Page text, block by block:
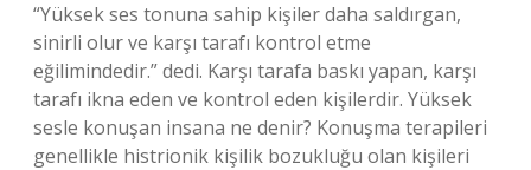
“Yüksek ses tonuna sahip kişiler daha saldırgan,
sinirli olur ve karşı tarafı kontrol etme
eğilimindedir.” dedi. Karşı tarafa baskı yapan, karşı
tarafı ikna eden ve kontrol eden kişilerdir. Yüksek
sesle konuşan insana ne denir? Konuşma terapileri
genellikle histrionik kişilik bozukluğu olan kişileri